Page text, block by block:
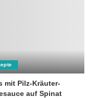
mit Pilz-Kräuter-
auf Spinat